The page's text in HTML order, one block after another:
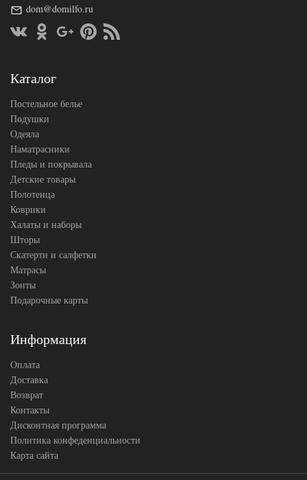
Размер
200х220
Размер
230х250
dom@domilfo.ru
Каталог
Постельное белье
Подушки
Одеяла
Наматрасники
Пледы и покрывала
Детские товары
Полотенца
Коврики
Халаты и наборы
Шторы
Скатерти и салфетки
Матрасы
Зонты
Подарочные карты
Информация
Оплата
Доставка
Возврат
Контакты
Дисконтная программа
Политика конфеденциальности
Карта сайта